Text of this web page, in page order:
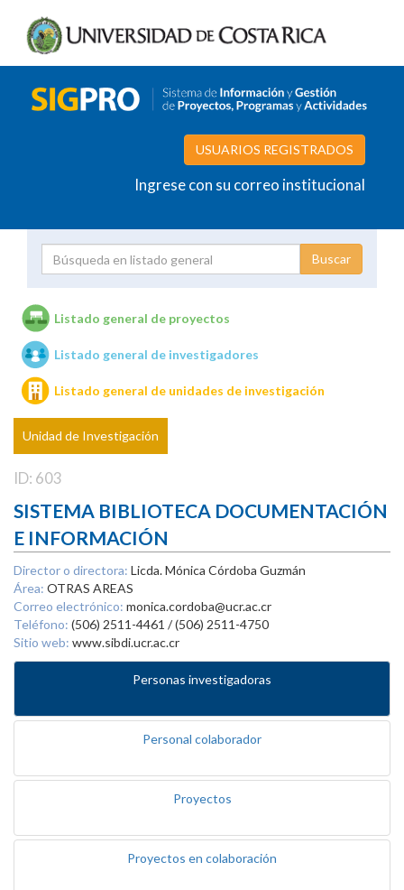
USUARIOS REGISTRADOS
Ingrese con su correo institucional
Unidades de investigación
Listado general de proyectos
Listado general de investigadores
Listado general de unidades de investigación
Unidad de Investigación
ID: 603
SISTEMA BIBLIOTECA DOCUMENTACIÓN
E INFORMACIÓN
Director o directora: Licda. Mónica Córdoba Guzmán
Área: OTRAS AREAS
Correo electrónico: monica.cordoba@ucr.ac.cr
Teléfono: (506) 2511-4461 / (506) 2511-4750
Sitio web: www.sibdi.ucr.ac.cr
Personas investigadoras
Personal colaborador
Proyectos
Proyectos en colaboración